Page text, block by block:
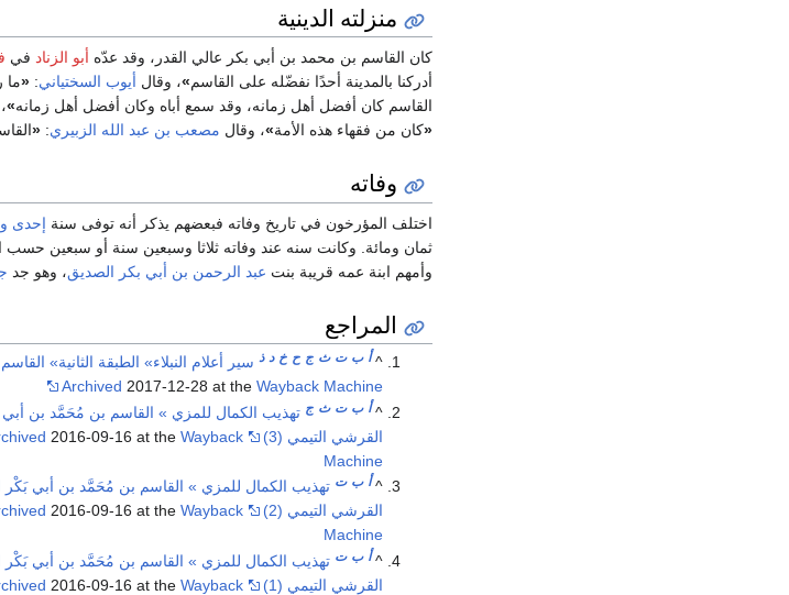
منزلته الدينية
كان القاسم بن محمد بن أبي بكر عالي القدر، وقد عدّه أبو الزناد في
أدركنا بالمدينة أحدًا نفضّله على القاسم»، وقال أيوب السختياني:
«ما
القاسم كان أفضل أهل زمانه، وقد سمع أباه وكان أفضل أهل زمانه»
«كان من فقهاء هذه الأمة»، وقال مصعب بن عبد الله الزبيري:
«
وفاته
اختلف المؤرخون في تاريخ وفاته فبعضهم يذكر أنه توفى سنة إحدى
ثمان ومائة. وكانت سنه عند وفاته ثلاثا وسبعين سنة أو سبعين حسب
وأمهم ابنة عمه قريبة بنت عبد الرحمن بن أبي بكر الصديق، وهو جد
المراجع
^أ ب ت ث ج ح خ د ذ سير أعلام النبلاء» الطبقة الثانية»
Archived 2017-12-28 at theWayback Machine
^أ ب ت ث ج تهذيب الكمال للمزي » القاسم بن مُحَمَّد بن
القرشي التيمي (3)
2016-09-16 at theWayback
Machine
^أ ب ت تهذيب الكمال للمزي » القاسم بن مُحَمَّد بن أبي بَكْر
القرشي التيمي (2)
2016-09-16 at theWayback
Machine
^أ ب ت تهذيب الكمال للمزي » القاسم بن مُحَمَّد بن أبي بَكْر
القرشي التيمي (1)
2016-09-16 at theWayback